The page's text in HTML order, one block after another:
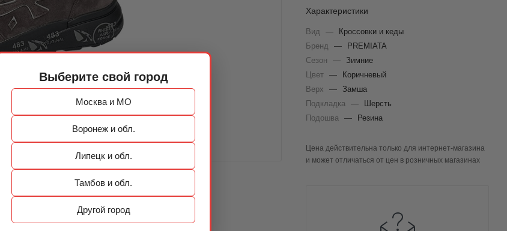
Выберите свой город
Москва и МО
Воронеж и обл.
Липецк и обл.
Тамбов и обл.
Другой город
Характеристики
Вид —
Кроссовки и кеды
Бренд
—
PREMIATA
Сезон
— Зимние
Цвет —
Коричневый
Верх
— Замша
Подкладка —
Шерсть
Подошва — Резина
Цена действительна только для интернет-магазина
и может отличаться от цен в розничных магазинах